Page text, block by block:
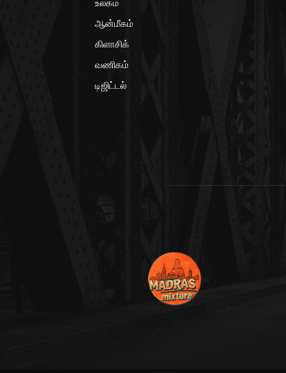
ஆன்மீகம்
கிளாசிக்
வணிகம்
டிஜிட்டல்